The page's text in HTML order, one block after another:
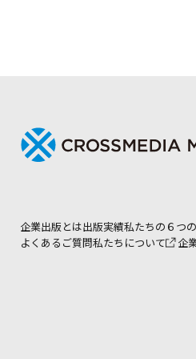
企業出版とは出版実績私たちの６つ
よくあるご質問私たちについて 企